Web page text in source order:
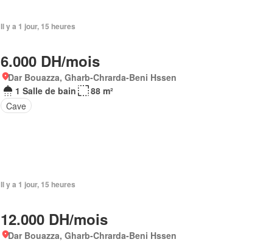
Il y a 1 jour, 15 heures
6.000 DH/mois
Dar Bouazza, Gharb-Chrarda-Beni Hssen
1 Salle de bain
88 m²
Cave
Il y a 1 jour, 15 heures
12.000 DH/mois
Dar Bouazza, Gharb-Chrarda-Beni Hssen